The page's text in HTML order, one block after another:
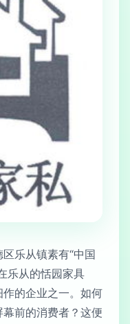
乐从镇素有“中国
乐从的恬园家具
的企业之一。如何
前的消费者？这便